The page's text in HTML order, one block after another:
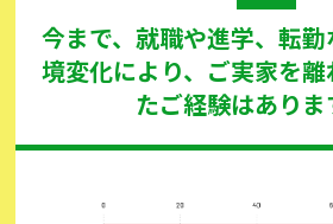
今まで、就職や進学、転
境変化により、ご実家を
たご経験はありま